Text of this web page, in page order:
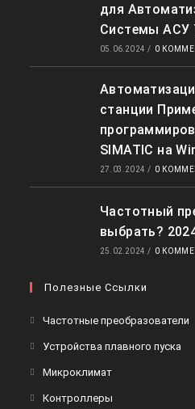
для
Системы АСУ
05.06.2024 / 0
станции
SIMATIC на
27.03.2024 / 0
Частотный
выбрать?
25.02.2024 / 0
Полезные Ссылки
Частотные преобразователи
Устройства плавного пуска
МикроклиматОткроется
Контроллеры